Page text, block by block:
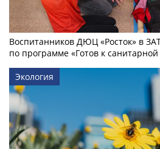
Воспитанников ДЮЦ «Росток» в
по программе «Готов к
Экология